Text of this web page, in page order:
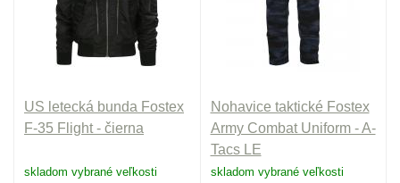
US letecká bunda Fostex
F-35 Flight - čierna
skladom vybrané veľkosti
Nohavice taktické Fostex
Army Combat Uniform - A-
Tacs LE
skladom vybrané veľkosti